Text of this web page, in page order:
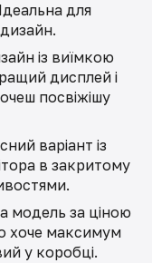
для
із виїмкою
дисплей і
посвіжішу
варіант із
в закритому
модель за ціною
хоче максимум
у коробці.